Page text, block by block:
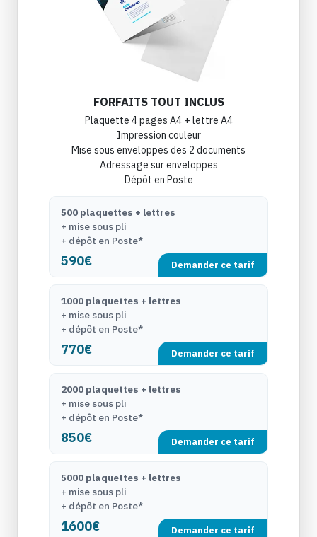
FORFAITS TOUT INCLUS
Plaquette 4 pages A4 + lettre A4
Impression couleur
Mise sous enveloppes des 2 documents
Adressage sur enveloppes
Dépôt en Poste
590€
500 plaquettes + lettres
+ mise sous pli
+ dépôt en Poste*
Demander ce tarif
770€
1000 plaquettes + lettres
+ mise sous pli
+ dépôt en Poste*
Demander ce tarif
850€
2000 plaquettes + lettres
+ mise sous pli
+ dépôt en Poste*
Demander ce tarif
1600€
5000 plaquettes + lettres
+ mise sous pli
+ dépôt en Poste*
Demander ce tarif